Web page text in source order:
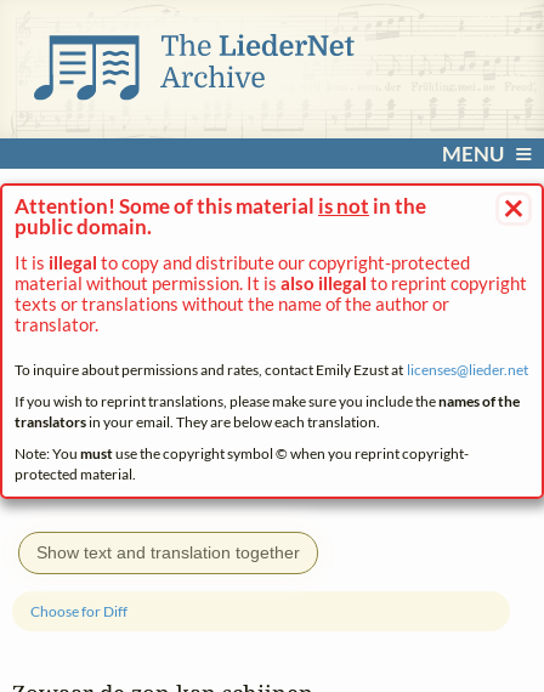
MENU
×
Attention! Some of this material is not in the
public domain.
It is illegal to copy and distribute our copyright-protected
material without permission. It is also illegal to reprint copyright
texts or translations without the name of the author or
translator.
To inquire about permissions and rates, contact Emily Ezust at licenses@lieder.net
If you wish to reprint translations, please make sure you include thenames of the
translatorsin your email. They are below each translation.
Note: You mustuse the copyright symbol © when you reprint copyright-
protected material.
Show text and translation together
Choose for Diff